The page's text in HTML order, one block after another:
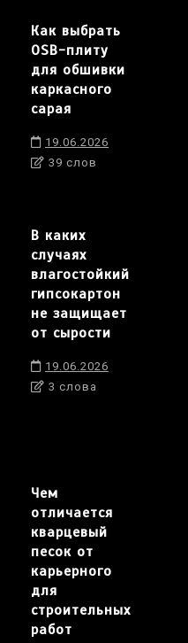
Как выбрать
OSB-плиту
для обшивки
каркасного
сарая
19.06.2026
39 слов
В каких
случаях
влагостойкий
гипсокартон
не защищает
от сырости
19.06.2026
3 слова
Чем
отличается
кварцевый
песок от
карьерного
для
строительных
работ